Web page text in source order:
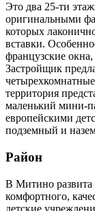
Это два 25-ти
оригинальными
которых
вставки.
французские
Застройщик
территория
маленький мини-
европейскими
подземный и
Район
В Митино развита
комфортного,
детские